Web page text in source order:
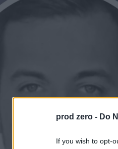
prod zero - Do
If you wish to opt-